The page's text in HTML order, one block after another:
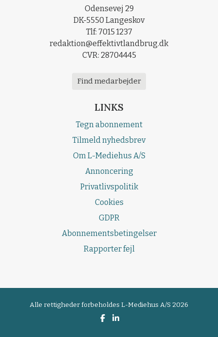
Odensevej 29
DK-5550 Langeskov
Tlf: 7015 1237
redaktion@effektivtlandbrug.dk
CVR: 28704445
Find medarbejder
LINKS
Tegn abonnement
Tilmeld nyhedsbrev
Om L-Mediehus A/S
Annoncering
Privatlivspolitik
Cookies
GDPR
Abonnementsbetingelser
Rapporter fejl
Alle rettigheder forbeholdes L-Mediehus A/S 2026